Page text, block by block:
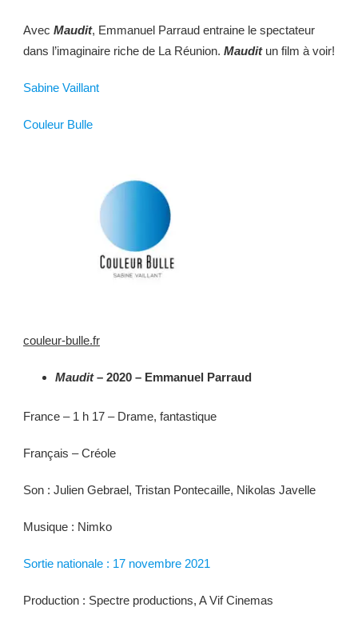
Avec Maudit, Emmanuel Parraud entraine le spectateur
dans l’imaginaire riche de La Réunion. Mauditun film à voir!
Sabine Vaillant
Couleur Bulle
couleur-bulle.fr
Maudit– 2020 – Emmanuel Parraud
France – 1 h 17 – Drame, fantastique
Français – Créole
Son : Julien Gebrael, Tristan Pontecaille, Nikolas Javelle
Musique : Nimko
Sortie nationale : 17 novembre 2021
Production : Spectre productions, A Vif Cinemas